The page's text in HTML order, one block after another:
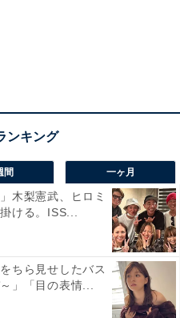
間 一ヶ月
木梨憲武、ヒロミ
ける。ISS...
ちら見せしたバス
」「目の表情...